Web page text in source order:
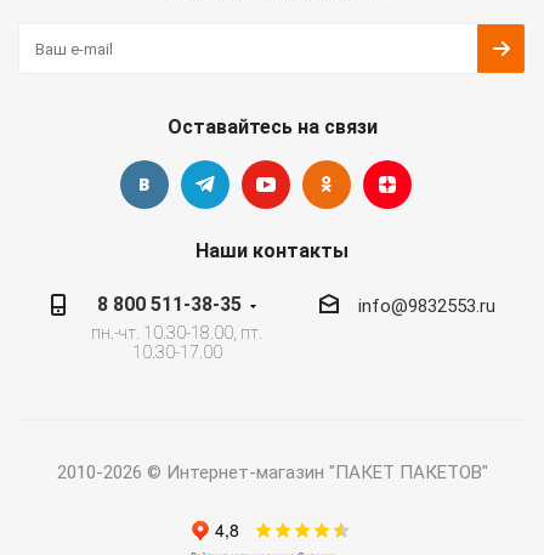
Оставайтесь на связи
Наши контакты
8 800 511-38-35
пн.-чт. 10.30-18.00, пт.
10.30-17.00
info@9832553.ru
2010-2026 © Интернет-магазин "ПАКЕТ ПАКЕТОВ"